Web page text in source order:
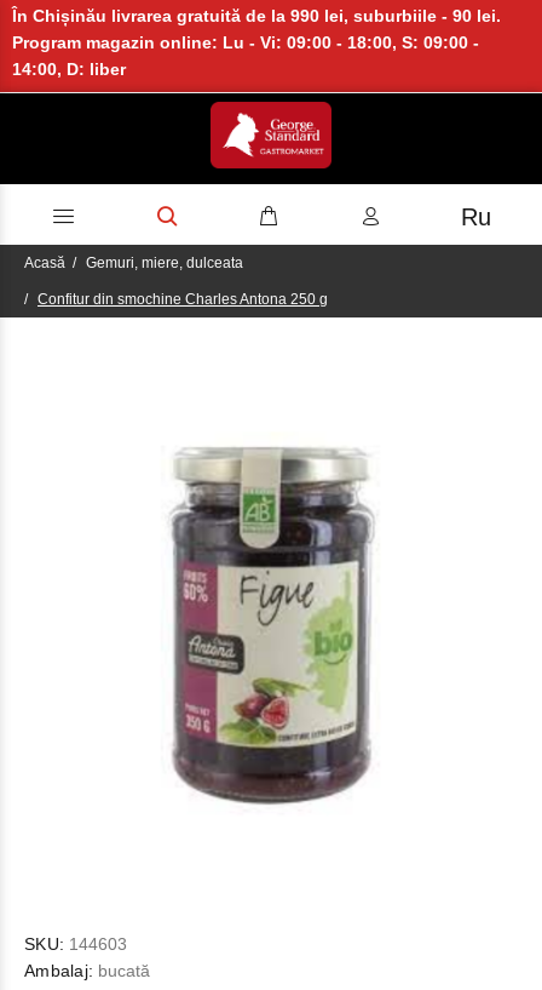
În Chișinău livrarea gratuită de la 990 lei, suburbiile - 90 lei.
Program magazin online: Lu - Vi: 09:00 - 18:00, S: 09:00 -
14:00, D: liber
Ru
Acasă Gemuri, miere, dulceata
Confitur din smochine Charles Antona 250 g
SKU: 144603
Ambalaj: bucată